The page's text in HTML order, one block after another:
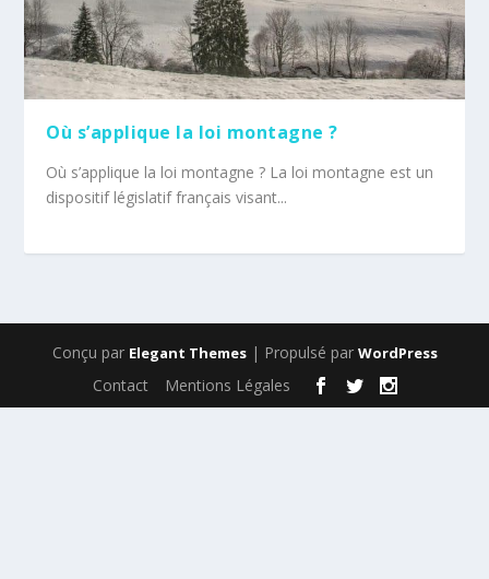
Où s’applique la loi montagne ?
Où s’applique la loi montagne ? La loi montagne est un
dispositif législatif français visant...
Conçu par Elegant Themes| Propulsé par WordPress
Contact Mentions Légales